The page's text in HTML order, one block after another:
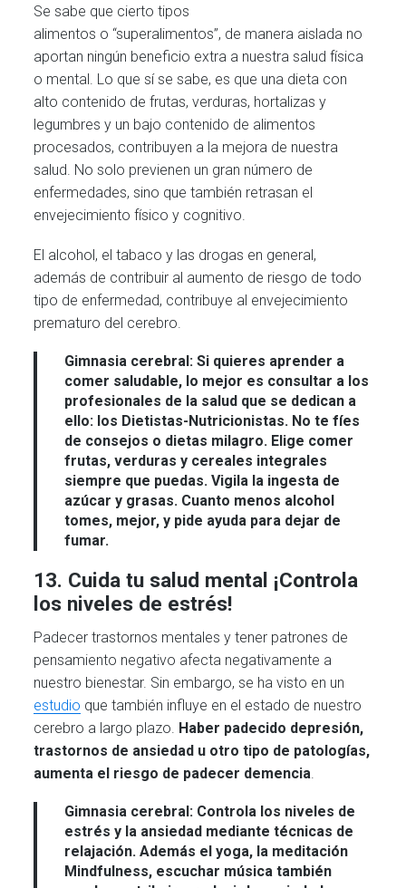
Se sabe que cierto tipos
alimentos o “superalimentos”, de manera aislada no
aportan ningún beneficio extra a nuestra salud física
o mental. Lo que sí se sabe, es que una dieta con
alto contenido de frutas, verduras, hortalizas y
legumbres y un bajo contenido de alimentos
procesados, contribuyen a la mejora de nuestra
salud. No solo previenen un gran número de
enfermedades, sino que también retrasan el
envejecimiento físico y cognitivo.
El alcohol, el tabaco y las drogas en general,
además de contribuir al aumento de riesgo de todo
tipo de enfermedad, contribuye al envejecimiento
prematuro del cerebro.
Gimnasia cerebral:Si quieres aprender a
comer saludable, lo mejor es consultar a los
profesionales de la salud que se dedican a
ello: los Dietistas-Nutricionistas. No te fíes
de consejos o dietas milagro. Elige comer
frutas, verduras y cereales integrales
siempre que puedas. Vigila la ingesta de
azúcar y grasas. Cuanto menos alcohol
tomes, mejor, y pide ayuda para dejar de
fumar.
13. Cuida tu salud mental ¡Controla
los niveles de estrés!
Padecer trastornos mentales y tener patrones de
pensamiento negativo afecta negativamente a
nuestro bienestar. Sin embargo, se ha visto en un
estudio que también influye en el estado de nuestro
cerebro a largo plazo. Haber padecido depresión,
trastornos de ansiedad u otro tipo de patologías,
aumenta el riesgo de padecer demencia
Gimnasia cerebral: Controla los niveles de
estrés y la ansiedad mediante técnicas de
relajación. Además el yoga, la meditación
Mindfulness, escuchar música también